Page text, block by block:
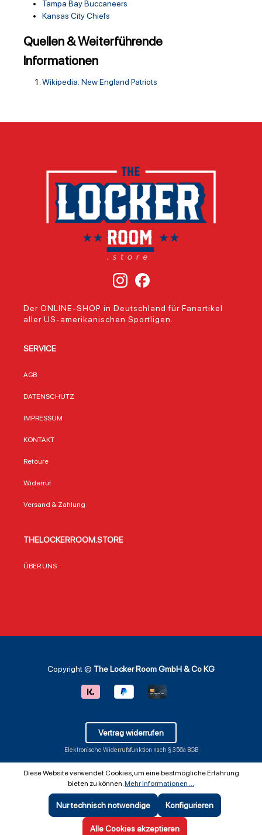
Tampa Bay Buccaneers
Kansas City Chiefs
Quellen & Weiterführende
Informationen
Wikipedia: New England Patriots
Der ONLINE-SHOP in Deutschland für Fanartikel
aller US-amerikanischen Sportligen.
SERVICE
AGB
DATENSCHUTZ
IMPRESSUM
KONTAKT
Retoure
Widerruf
Versand & Zahlung
THELOCKERROOM.STORE
ÜBER UNS
Copyright © The Locker Room GmbH & Co KG
Vertrag widerrufen
Elektronische Widerrufsfunktion nach § 356a BGB
Diese Website verwendet Cookies, um eine bestmögliche Erfahrung
bieten zu können.Mehr Informationen ...
Nur technisch notwendige Konfigurieren
Alle Cookies akzeptieren
SEHR GUT (5 / 5)
Bewertungen bei: ebay.de, shopvote.de ⓘ
Informationen zur Echtheit der Bewertungen